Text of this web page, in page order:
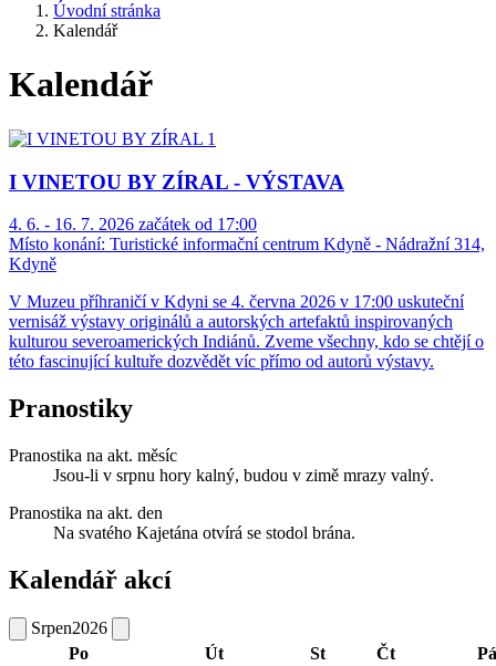
Úvodní stránka
Kalendář
Kalendář
I VINETOU BY ZÍRAL - VÝSTAVA
4. 6. - 16. 7. 2026 začátek od 17:00
Místo konání: Turistické informační centrum Kdyně - Nádražní 314,
Kdyně
V Muzeu příhraničí v Kdyni se 4. června 2026 v 17:00 uskuteční
vernisáž výstavy originálů a autorských artefaktů inspirovaných
kulturou severoamerických Indiánů. Zveme všechny, kdo se chtějí o
této fascinující kultuře dozvědět víc přímo od autorů výstavy.
Pranostiky
Pranostika na akt. měsíc
Jsou-li v srpnu hory kalný, budou v zimě mrazy valný.
Pranostika na akt. den
Na svatého Kajetána otvírá se stodol brána.
Kalendář akcí
Srpen2026
Po
Út St Čt
Pá